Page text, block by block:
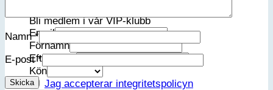
Bli medlem i vår VIP-klubb
Email
Förnamn
Efternamn
Kön
Jag accepterar integritetspolicyn
Namn*
E-post*